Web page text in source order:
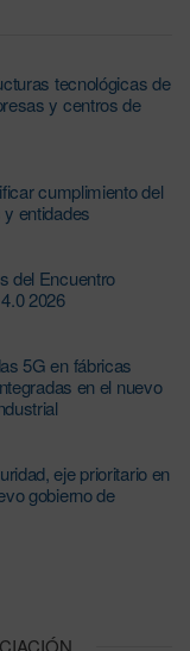
tecnológicas de
y centros de
cumplimiento del
entidades
del Encuentro
2026
5G en fábricas
en el nuevo
eje prioritario en
gobierno de